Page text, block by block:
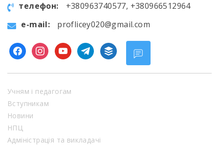
телефон:
+380963740577, +380966512964
e-mail:
proflicey020@gmail.com
facebookinstagramyoutubetelegram
buffer
Учням і педагогам
Вступникам
Новини
НПЦ
Адміністрація та викладачі